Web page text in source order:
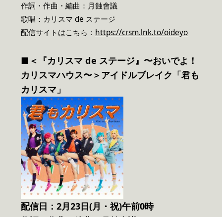
作詞・作曲・編曲：月蝕會議
歌唱：カリスマ de ステージ
配信サイトはこちら： https://crsm.lnk.to/oideyo
■＜『カリスマ de ステージ』〜おいでよ！
カリスマハウス〜＞アイドルブレイク「君も
カリスマ」
配信日：2月23日(月・祝)午前0時